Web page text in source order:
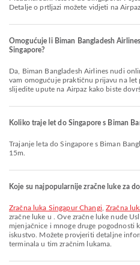
Detalje o prtljazi možete vidjeti na
Omogućuje li Biman Bangladesh
Singapore?
Da, Biman Bangladesh Airlines nudi online prijavu za letove za Singapore, što
vam omogućuje praktičnu prijavu na let
slijedite upute na Airpaz kako biste
Koliko traje let do Singapore s Biman
Trajanje leta do Singapore s Biman Bangladesh Airlines iznosi približno 4h
15m.
Koje su najpopularnije zračne luke za
Zračna luka Singapur Changi ,Zračna
zračne luke u . Ove zračne luke nude
mjenjačnice i mnoge druge pogodnosti
iskustvo. Možete provjeriti detaljne
terminala u tim zračnim lukama.